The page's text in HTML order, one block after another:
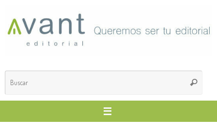
contenido
Buscar